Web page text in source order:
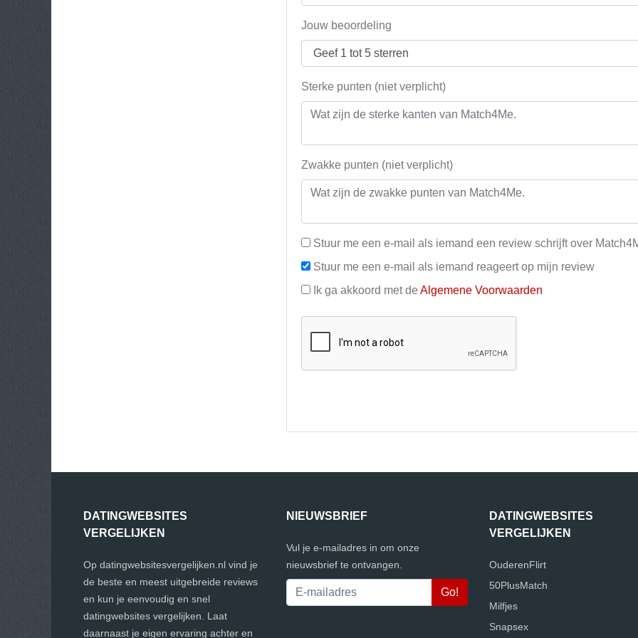
Jouw beoordeling
Sterke punten (niet verplicht)
Zwakke punten (niet verplicht)
Stuur me een e-mail als iemand een review schrijft over
Stuur me een e-mail als iemand reageert op mijn review
Ik ga akkoord met de Algemene Voorwaarden
DATINGWEBSITES
VERGELIJKEN
Op datingwebsitesvergelijken.nl vind je
de beste en meest uitgebreide reviews
en kun je eenvoudig en snel
datingwebsites vergelijken. Laat
daarnaast je eigen ervaring achter en
NIEUWSBRIEF
Vul je e-mailadres in om onze
nieuwsbrief te ontvangen.
DATINGWEBSITES
VERGELIJKEN
OuderenFlirt
50PlusMatch
Milfjes
Snapsex